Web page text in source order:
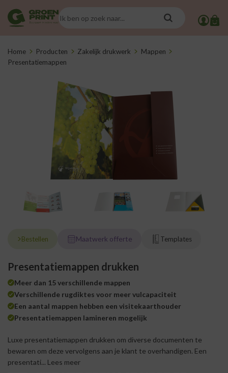
Home Producten Zakelijk drukwerk
Mappen
Presentatiemappen
Presentatiemappen drukken
Luxe presentatiemappen drukken om diverse documenten te
bewaren om deze vervolgens aan je klant te overhandigen. Een
presentati... Lees meer
Meer dan 15 verschillende mappen
Verschillende rugdiktes voor meer vulcapaciteit
Een aantal mappen hebben een visitekaarthouder
Presentatiemappen lamineren mogelijk
Bestellen Maatwerk offerte Templates